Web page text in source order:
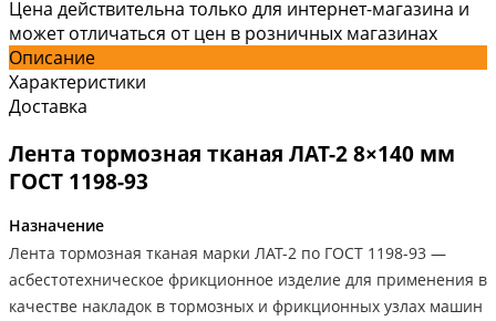
Цена действительна только для интернет-магазина и
может отличаться от цен в розничных магазинах
Описание
Характеристики
Доставка
Лента тормозная тканая ЛАТ-2 8×140 мм
ГОСТ 1198-93
Назначение
Лента тормозная тканая марки ЛАТ-2 по ГОСТ 1198-93 —
асбестотехническое фрикционное изделие для применения в
качестве накладок в тормозных и фрикционных узлах машин